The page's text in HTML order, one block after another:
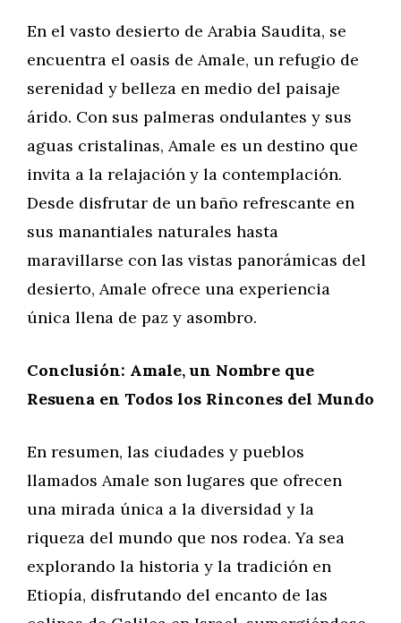
En el vasto desierto de Arabia Saudita, se
encuentra el oasis de Amale, un refugio de
serenidad y belleza en medio del paisaje
árido. Con sus palmeras ondulantes y sus
aguas cristalinas, Amale es un destino que
invita a la relajación y la contemplación.
Desde disfrutar de un baño refrescante en
sus manantiales naturales hasta
maravillarse con las vistas panorámicas del
desierto, Amale ofrece una experiencia
única llena de paz y asombro.
Conclusión: Amale, un Nombre que
Resuena en Todos los Rincones del Mundo
En resumen, las ciudades y pueblos
llamados Amale son lugares que ofrecen
una mirada única a la diversidad y la
riqueza del mundo que nos rodea. Ya sea
explorando la historia y la tradición en
Etiopía, disfrutando del encanto de las